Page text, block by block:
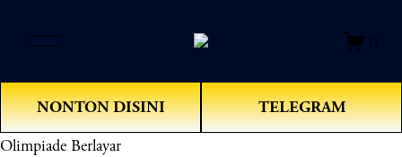
e
n
M
e
0
NONTON DISINI TELEGRAM
Olimpiade Berlayar